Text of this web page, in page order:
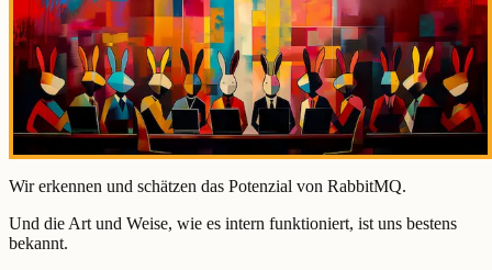
Wir erkennen und schätzen das Potenzial von RabbitMQ.
Und die Art und Weise, wie es intern funktioniert, ist uns bestens
bekannt.